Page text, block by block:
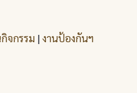
จกรรม |งานป้องกันฯ